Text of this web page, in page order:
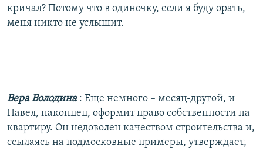
кричал? Потому что в одиночку, если я буду орать,
меня никто не услышит.
Вера Володина : Еще немного – месяц-другой, и
Павел, наконцец, оформит право собственности на
квартиру. Он недоволен качеством строительства и,
ссылаясь на подмосковные примеры, утверждает,